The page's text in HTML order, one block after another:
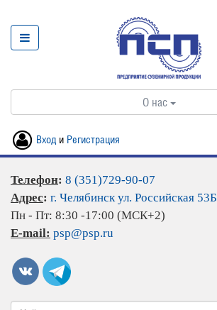
О нас
Вход и Регистрация
Телефон: 8 (351)729-90-07
Адрес: г. Челябинск ул. Российская 53Б
Пн - Пт: 8:30 -17:00 (МСК+2)
E-mail: psp@psp.ru